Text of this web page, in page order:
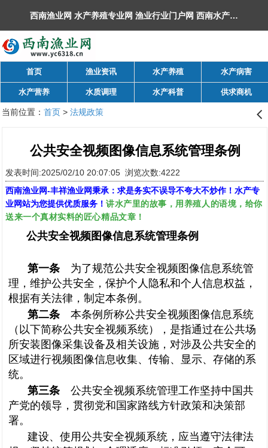
西南渔业网 水产养殖专业网 渔业行业门户网 ​西南水产网 丰祥渔业网 永川水花网，欢迎光临！
首页 渔业资讯 水产养殖 水产病害
水产营养 水质调理 水产科普 供求商机
当前位置： 首页> 法规政策 󰊒
公共安全视频图像信息系统管理条例
发表时间:2025/02/10 20:07:05 浏览次数:4222
西南渔业网-丰祥渔业网秉承：求是务实不误导不夸大不炒作！水产专
业网站为您提供优质服务！ 讲水产里的故事，用养殖人的语境，给你
送来一个真材实料的匠心精品文章！
公共安全视频图像信息系统管理条例
第一条 为了规范公共安全视频图像信息系统管
理，维护公共安全，保护个人隐私和个人信息权益，
根据有关法律，制定本条例。
第二条 本条例所称公共安全视频图像信息系统
（以下简称公共安全视频系统），是指通过在公共场
所安装图像采集设备及相关设施，对涉及公共安全的
区域进行视频图像信息收集、传输、显示、存储的系
统。
第三条 公共安全视频系统管理工作坚持中国共
产党的领导，贯彻党和国家路线方针政策和决策部
署。
建设、使用公共安全视频系统，应当遵守法律法